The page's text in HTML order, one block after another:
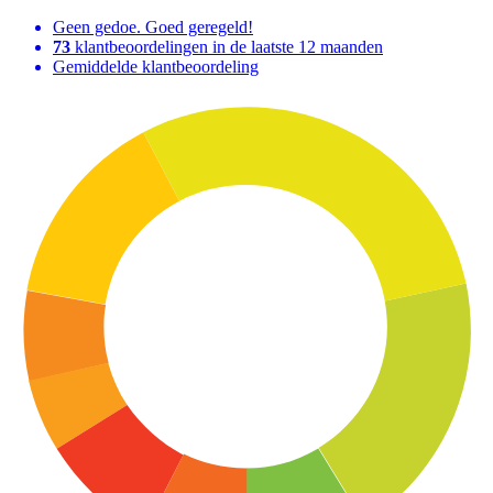
Geen gedoe. Goed geregeld!
73 klantbeoordelingen in de laatste 12 maanden
Gemiddelde klantbeoordeling